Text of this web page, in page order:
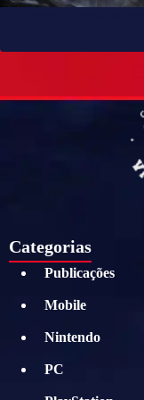
Categorias
Publicações
Mobile
Nintendo
PC